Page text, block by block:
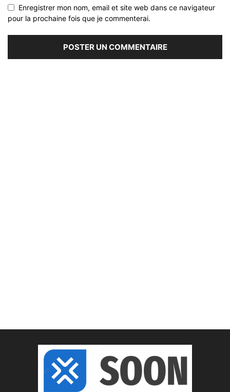
Enregistrer mon nom, email et site web dans ce navigateur
pour la prochaine fois que je commenterai.